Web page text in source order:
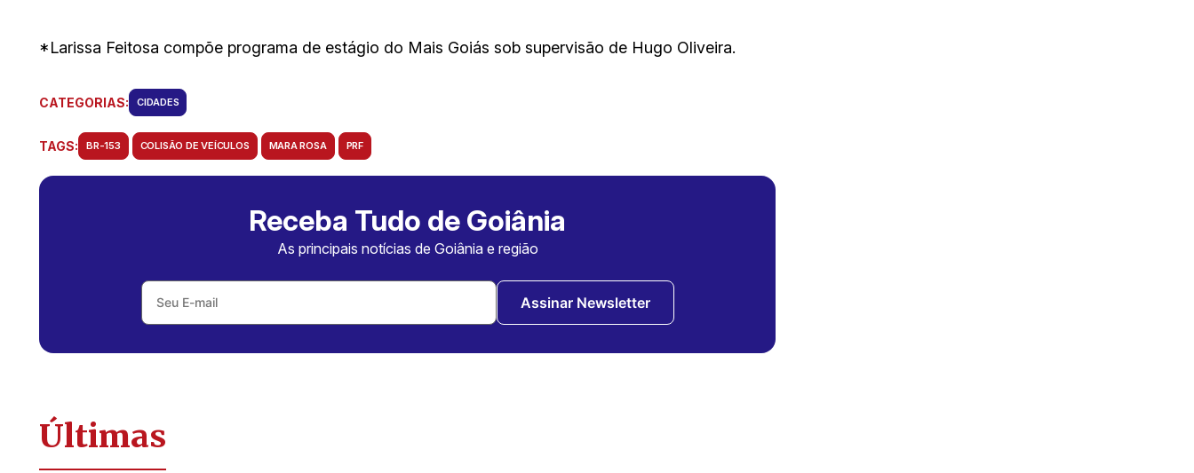
*Larissa Feitosa compõe programa de estágio do Mais Goiás sob supervisão de Hugo Oliveira.
CATEGORIAS: CIDADES
TAGS: BR-153 COLISÃO DE VEÍCULOS MARA ROSA PRF
Receba Tudo de Goiânia
As principais notícias de Goiânia e região
Assinar Newsletter
Últimas